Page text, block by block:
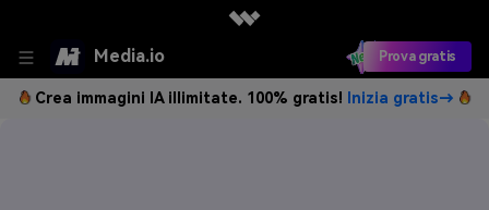
Media.io Prova gratis
Crea immagini IA illimitate. 100% gratis! Inizia gratis→